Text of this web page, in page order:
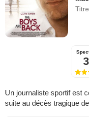
Un journaliste sportif est
suite au décès tragique